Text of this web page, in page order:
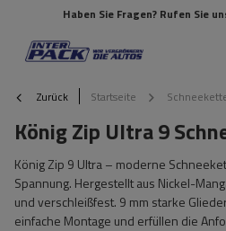
Haben Sie Fragen? Rufen Sie
Zurück Startseite
König Zip Ultra 9
König Zip 9 Ultra – moderne
Spannung. Hergestellt aus Nickel-
und verschleißfest. 9 mm starke
einfache Montage und erfüllen die